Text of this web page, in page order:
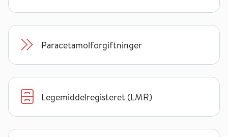
Paracetamolforgiftninger
Legemiddelregisteret (LMR)